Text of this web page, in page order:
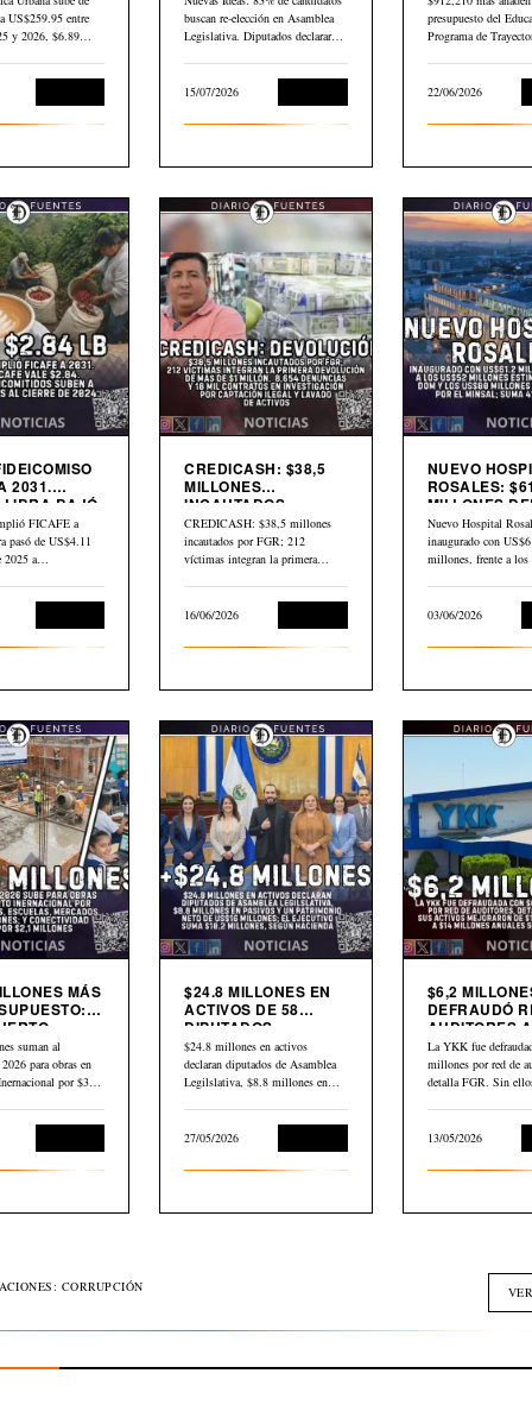
DESDE
US$259.95 entre
y 2026, $6.89…
ASAMBLEA
LEGISLATIVA
buscan re-elección en Asamblea
Legislativa. Diputados declararon
15/07/2026
EDUCATIVAS
COMPLEJAS
presupuesto del
Programa de
22/06/2026
2031.
LIBRA BAJÓ
FICAFE a
pasó de US$4.11
2025 a…
CREDICASH: $38,5
MILLONES
INCAUTADOS.
INICIAN DEVOLUCIÓN
CREDICASH: $38,5 millones
incautados por FGR; 212
víctimas integran la primera
16/06/2026
NUEVO
ROSALES:
MILLONES
$80 MILLONES
BID
Nuevo Hospital
inaugurado con
millones, frente a los
03/06/2026
MÁS
Y
suman al
para obras en
por $30,2
$24.8 MILLONES EN
ACTIVOS DE 58
DIPUTADOS
DECLARADOS EN
HACIENDA
$24.8 millones en activos
declaran diputados de Asamblea
Legilslativa, $8.8 millones en
27/05/2026
$6,2
DEFRAUDÓ
AUDITORES
YKK
La YKK fue
millones por red de
detalla FGR. Sin
13/05/2026
CORRUPCIÓN